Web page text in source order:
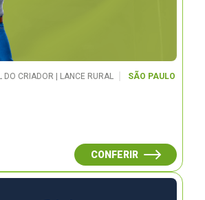
DO CRIADOR | LANCE RURAL
SÃO PAULO
CONFERIR